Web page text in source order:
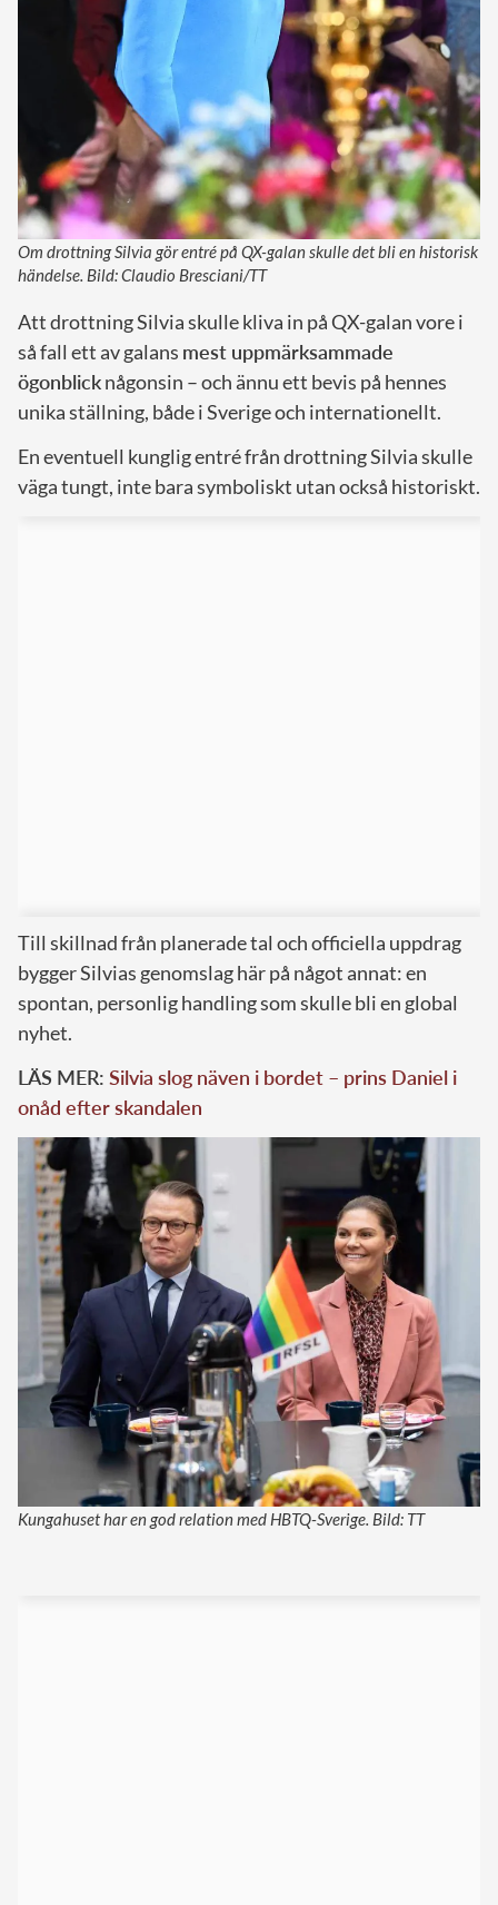
Om drottning Silvia gör entré på QX-galan skulle det bli en historisk
händelse. Bild: Claudio Bresciani/TT
Att drottning Silvia skulle kliva in på QX-galan vore i
så fall ett av galans mest uppmärksammade
ögonblicknågonsin – och ännu ett bevis på hennes
unika ställning, både i Sverige och internationellt.
En eventuell kunglig entré från drottning Silvia skulle
väga tungt, inte bara symboliskt utan också historiskt.
Till skillnad från planerade tal och officiella uppdrag
bygger Silvias genomslag här på något annat: en
spontan, personlig handling som skulle bli en global
nyhet.
LÄS MER: Silvia slog näven i bordet – prins Daniel i
onåd efter skandalen
Kungahuset har en god relation med HBTQ-Sverige. Bild: TT